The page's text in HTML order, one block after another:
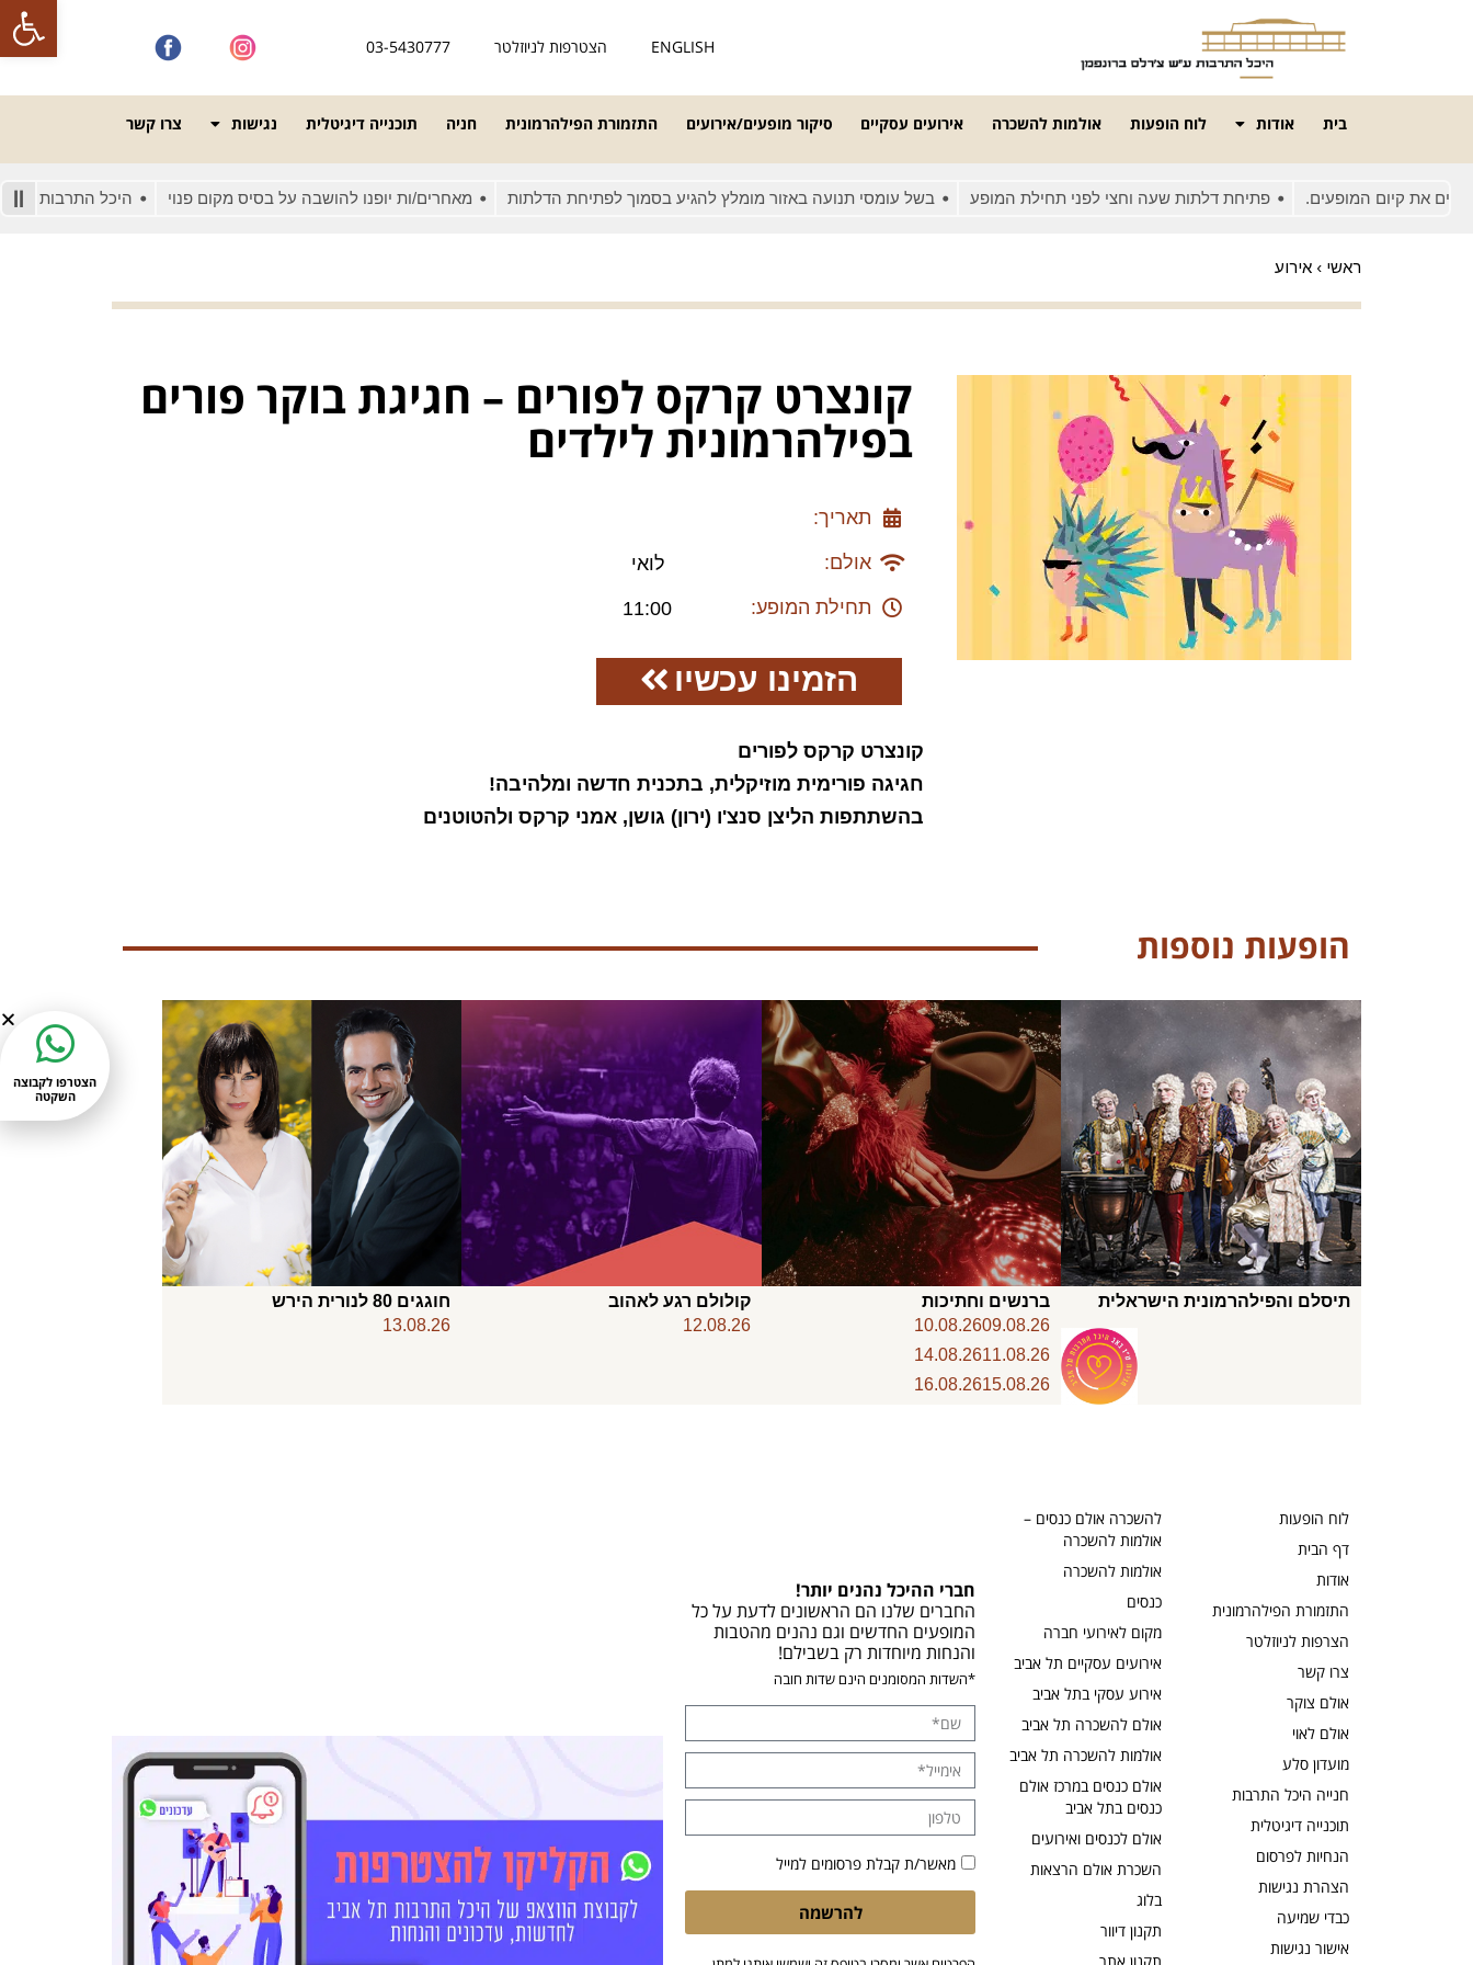
פתח
ENGLISH הצטרפות לניוזלטר 03-5430777
בית אודות לוח הופעות אולמות להשכרה אירועים עסקיים סיקור מופעים/אירועים התזמורת הפילהרמונית חניה תוכנייה דיגיטלית נגישות צרו קשר
את קיום המופעים. פתיחת דלתות שעה וחצי לפני תחילת המופע בשל עומסי תנועה באזור מומלץ להגיע בסמוך לפתיחת הדלתות מאחרים/ות יופנו להושבה על בסיס מקום פנוי היכל התרבות מונגש
ראשי › אירוע
קונצרט קרקס לפורים – חגיגת בוקר פורים
בפילהרמונית לילדים
תאריך:
אולם:
לואי
תחילת המופע:
11:00
הזמינו עכשיו
קונצרט קרקס לפורים
חגיגה פורימית מוזיקלית, בתכנית חדשה ומלהיבה!
בהשתתפות הליצן סנצ'ו (ירון) גושן, אמני קרקס ולהטוטנים
הופעות נוספות
תיסלם והפילהרמונית הישראלית
ברנשים וחתיכות
09.08.26
10.08.26
11.08.26
14.08.26
15.08.26
16.08.26
קולולם רגע לאהוב
12.08.26
חוגגים 80 לנורית הירש
13.08.26
לוח הופעות
דף הבית
אודות
התזמורת הפילהרמונית
הצרפות לניוזלטר
צרו קשר
אולם צוקר
אולם לאוי
מועדון סלע
חנייה היכל התרבות
תוכנייה דיגיטלית
הנחיות לפרסום
הצהרת נגישות
כבדי שמיעה
אישור נגישות
להשכרה אולם כנסים –
אולמות להשכרה
אולמות להשכרה
כנסים
מקום לאירועי חברה
אירועים עסקיים תל אביב
אירוע עסקי בתל אביב
אולם להשכרה תל אביב
אולמות להשכרה תל אביב
אולם כנסים במרכז אולם
כנסים בתל אביב
אולם לכנסים ואירועים
השכרת אולם הרצאות
בלוג
תקנון דיוור
חברי ההיכל נהנים יותר!
החברים שלנו הם הראשונים לדעת על כל
המופעים החדשים וגם נהנים מהטבות
והנחות מיוחדות רק בשבילם!
*השדות המסומנים הינם שדות חובה
מאשר/ת קבלת פרסומים למייל
להרשמה
הצטרפו לקבוצה
השקטה